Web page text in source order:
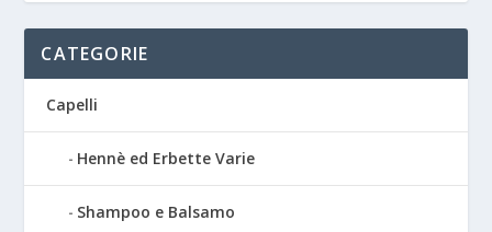
CATEGORIE
Capelli
Hennè ed Erbette Varie
Shampoo e Balsamo